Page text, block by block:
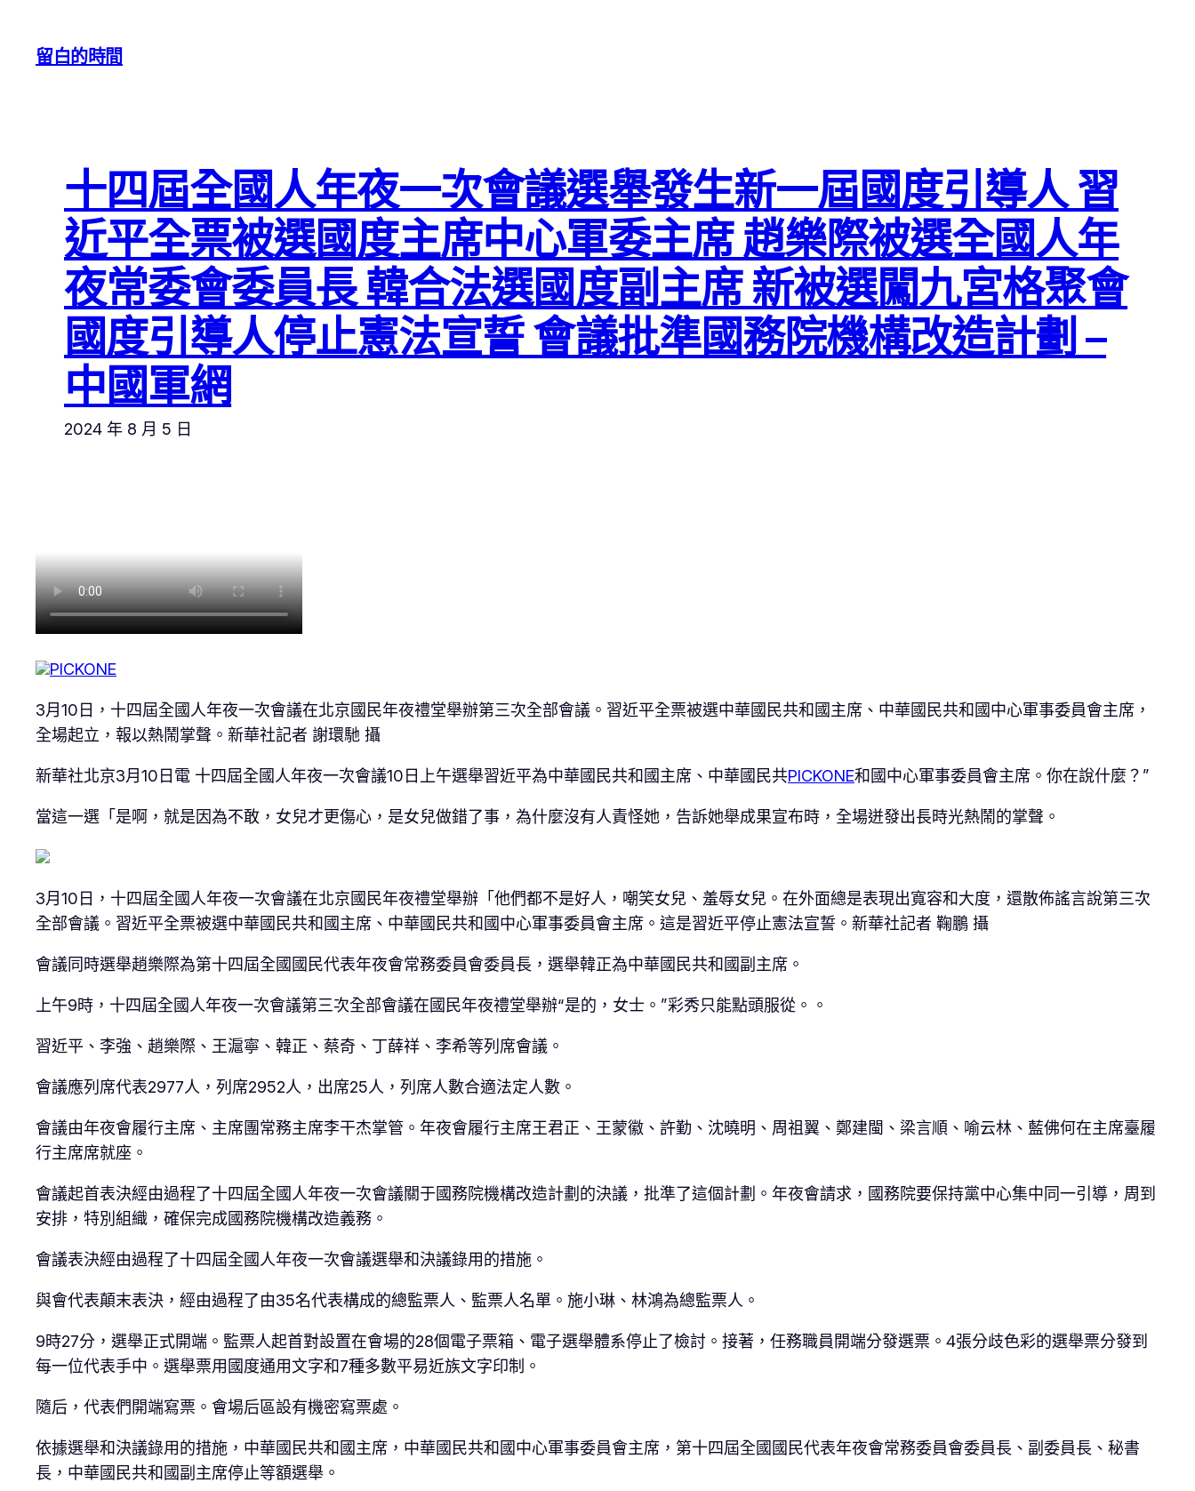
留白的時間
十四屆全國人年夜一次會議選舉發生新一屆國度引導人 習
近平全票被選國度主席中心軍委主席 趙樂際被選全國人年
夜常委會委員長 韓合法選國度副主席 新被選闖九宮格聚會
國度引導人停止憲法宣誓 會議批準國務院機構改造計劃 –
中國軍網
2024 年 8 月 5 日
PICKONE
3月10日，十四屆全國人年夜一次會議在北京國民年夜禮堂舉辦第三次全部會議。習近平全票被選中華國民共和國主席、中華國民共和國中心軍事委員會主席，
全場起立，報以熱鬧掌聲。新華社記者 謝環馳 攝
新華社北京3月10日電 十四屆全國人年夜一次會議10日上午選舉習近平為中華國民共和國主席、中華國民共PICKONE和國中心軍事委員會主席。你在說什麼？”
當這一選「是啊，就是因為不敢，女兒才更傷心，是女兒做錯了事，為什麼沒有人責怪她，告訴她舉成果宣布時，全場迸發出長時光熱鬧的掌聲。
3月10日，十四屆全國人年夜一次會議在北京國民年夜禮堂舉辦「他們都不是好人，嘲笑女兒、羞辱女兒。在外面總是表現出寬容和大度，還散佈謠言說第三次
全部會議。習近平全票被選中華國民共和國主席、中華國民共和國中心軍事委員會主席。這是習近平停止憲法宣誓。新華社記者 鞠鵬 攝
會議同時選舉趙樂際為第十四屆全國國民代表年夜會常務委員會委員長，選舉韓正為中華國民共和國副主席。
上午9時，十四屆全國人年夜一次會議第三次全部會議在國民年夜禮堂舉辦“是的，女士。”彩秀只能點頭服從。。
習近平、李強、趙樂際、王滬寧、韓正、蔡奇、丁薛祥、李希等列席會議。
會議應列席代表2977人，列席2952人，出席25人，列席人數合適法定人數。
會議由年夜會履行主席、主席團常務主席李干杰掌管。年夜會履行主席王君正、王蒙徽、許勤、沈曉明、周祖翼、鄭建閩、梁言順、喻云林、藍佛何在主席臺履
行主席席就座。
會議起首表決經由過程了十四屆全國人年夜一次會議關于國務院機構改造計劃的決議，批準了這個計劃。年夜會請求，國務院要保持黨中心集中同一引導，周到
安排，特別組織，確保完成國務院機構改造義務。
會議表決經由過程了十四屆全國人年夜一次會議選舉和決議錄用的措施。
與會代表顛末表決，經由過程了由35名代表構成的總監票人、監票人名單。施小琳、林鴻為總監票人。
9時27分，選舉正式開端。監票人起首對設置在會場的28個電子票箱、電子選舉體系停止了檢討。接著，任務職員開端分發選票。4張分歧色彩的選舉票分發到
每一位代表手中。選舉票用國度通用文字和7種多數平易近族文字印制。
隨后，代表們開端寫票。會場后區設有機密寫票處。
依據選舉和決議錄用的措施，中華國民共和國主席，中華國民共和國中心軍事委員會主席，第十四屆全國國民代表年夜會常務委員會委員長、副委員長、秘書
長，中華國民共和國副主席停止等額選舉。